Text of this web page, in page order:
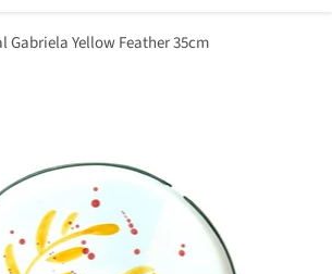
Gabriela Yellow Feather 35cm